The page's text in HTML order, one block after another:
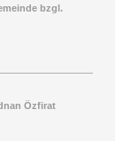
bzgl.
Özfirat